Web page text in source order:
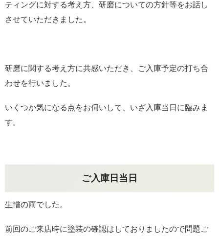
ティングに対する考え方、研磨についての方針等をお話し
させていただきました。
研磨に関する考え方に共感いただき、ご入庫予定の打ち合
わせを行いました。
いくつか気になる点をお伺いして、いざ入庫当日に臨みま
す。
ご入庫日当日
生憎の雨でした。
前回のご来店時に塗装の確認はしておりましたので問題ご